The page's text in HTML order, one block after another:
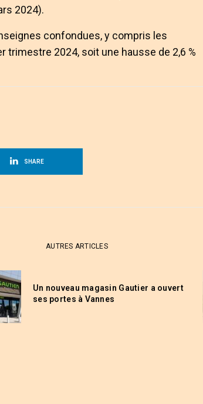
2024).
confondues, y compris les
trimestre 2024, soit une hausse de 2,6 %
SHARE
AUTRES ARTICLES
Un nouveau magasin Gautier a ouvert
ses portes à Vannes